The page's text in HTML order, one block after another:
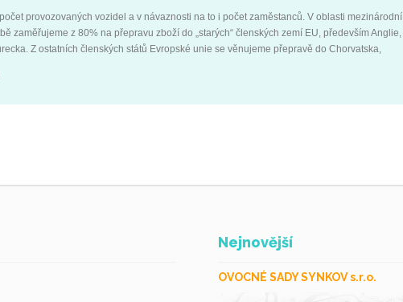
provozovaných vozidel a v návaznosti na to i počet zaměstanců. V oblasti mezinárodní
zaměřujeme z 80% na přepravu zboží do „starých“ členských zemí EU, především Anglie,
Z ostatních členských států Evropské unie se věnujeme přepravě do Chorvatska,
Nejnovější
OVOCNÉ SADY SYNKOV s.r.o.